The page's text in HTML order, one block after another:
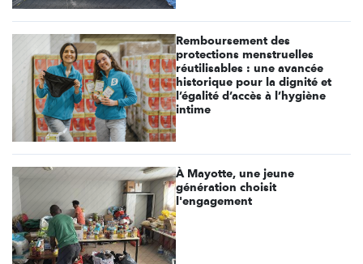
Remboursement des
protections menstruelles
réutilisables : une avancée
historique pour la dignité et
l’égalité d’accès à l’hygiène
intime
À Mayotte, une jeune
génération choisit
l'engagement